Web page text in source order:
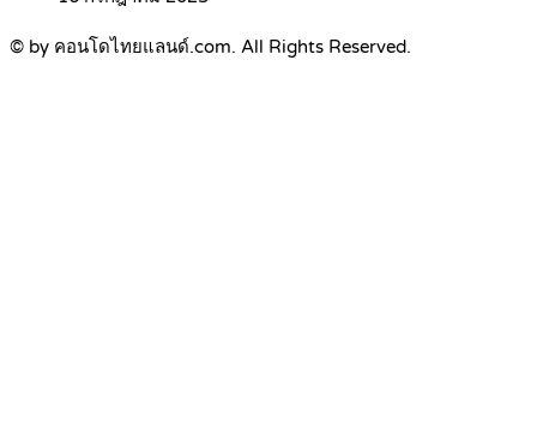
© by คอนโดไทยแลนด์.com. All Rights Reserved.